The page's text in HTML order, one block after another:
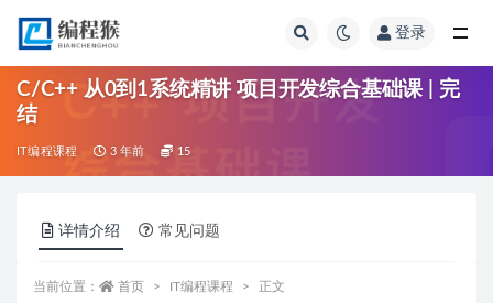
登录
C/C++ 从0到1系统精讲 项目开发综合基础课 | 完
结
IT编程课程 3 年前 15
详情介绍 常见问题
当前位置： 首页 IT编程课程 正文